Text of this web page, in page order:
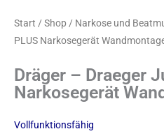
Start / Shop / Narkose und
PLUS Narkosegerät
Dräger – Draeger
Narkosegerät
Vollfunktionsfähig